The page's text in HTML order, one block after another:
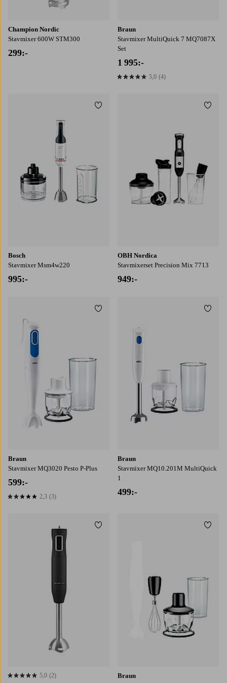
Champion Nordic
Stavmixer 600W STM300
299:-
Braun
Stavmixer MultiQuick 7 MQ7087X
Set
1 995:-
5,0 baserat på 4 st betyg
5,0 (4)
Bosch
Stavmixer Msm4w220
995:-
Lägg till i favoriter
OBH Nordica
Stavmixerset Precision Mix 7713
949:-
Braun
Stavmixer MQ3020 Pesto P-Plus
599:-
2,3 baserat på 3 st betyg
2,3 (3)
Lägg till i favoriter
Braun
Stavmixer MQ10.201M MultiQuick
1
499:-
5,0 baserat på 2 st betyg
5,0 (2)
Lägg till i favoriter
Braun